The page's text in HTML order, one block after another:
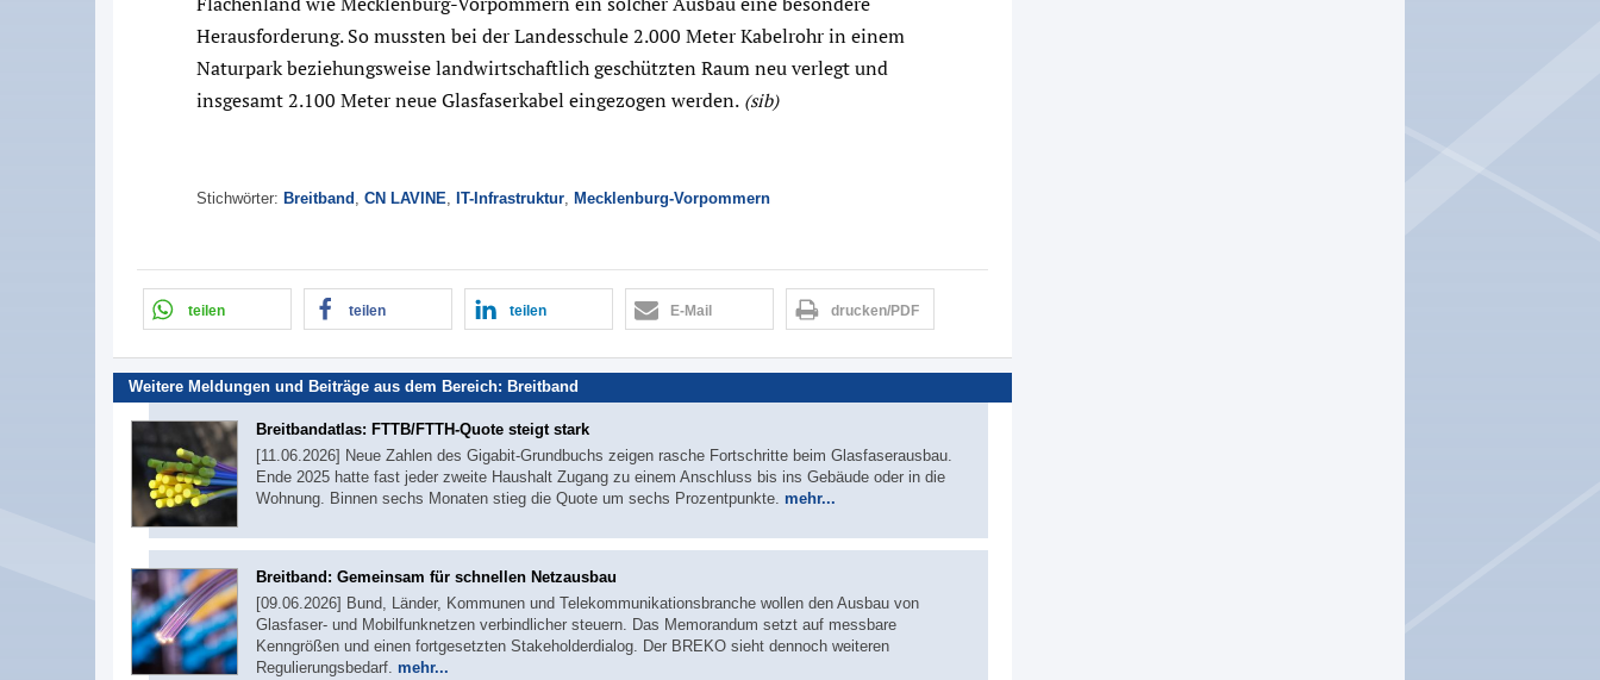
Herausforderung. So mussten bei der Landesschule 2.000 Meter Kabelrohr in einem
Naturpark beziehungsweise landwirtschaftlich geschützten Raum neu verlegt und
insgesamt 2.100 Meter neue Glasfaserkabel eingezogen werden. (sib)
Stichwörter: Breitband , CN LAVINE, IT-Infrastruktur, Mecklenburg-Vorpommern
teilen teilen teilen E-Mail drucken/PDF
Weitere Meldungen und Beiträge aus dem Bereich: Breitband
Breitbandatlas: FTTB/FTTH-Quote steigt stark
[11.06.2026] Neue Zahlen des Gigabit-Grundbuchs zeigen rasche Fortschritte beim Glasfaserausbau.
Ende 2025 hatte fast jeder zweite Haushalt Zugang zu einem Anschluss bis ins Gebäude oder in die
Wohnung. Binnen sechs Monaten stieg die Quote um sechs Prozentpunkte. mehr...
Breitband: Gemeinsam für schnellen Netzausbau
[09.06.2026] Bund, Länder, Kommunen und Telekommunikationsbranche wollen den Ausbau von
Glasfaser- und Mobilfunknetzen verbindlicher steuern. Das Memorandum setzt auf messbare
Kenngrößen und einen fortgesetzten Stakeholderdialog. Der BREKO sieht dennoch weiteren
Regulierungsbedarf. mehr...